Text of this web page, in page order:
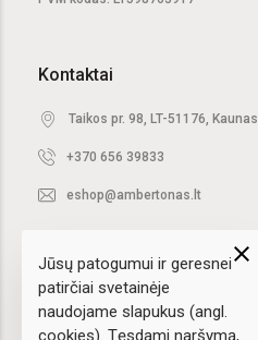
Jūsų patogumui ir geresnei
patirčiai svetainėje
naudojame slapukus (angl.
cookies). Tęsdami naršymą,
close
Kontaktai
Taikos pr. 98, LT-51176, Kaunas
+370 656 39833
eshop@ambertonas.lt